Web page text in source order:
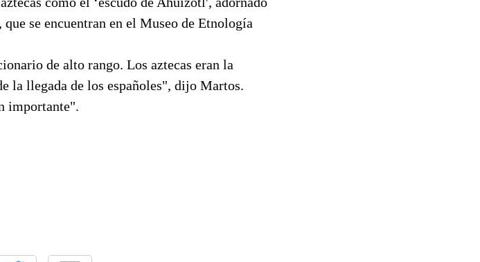
se encuentran en el Museo de Etnología
de alto rango. Los aztecas eran la
la llegada de los españoles", dijo Martos.
importante".